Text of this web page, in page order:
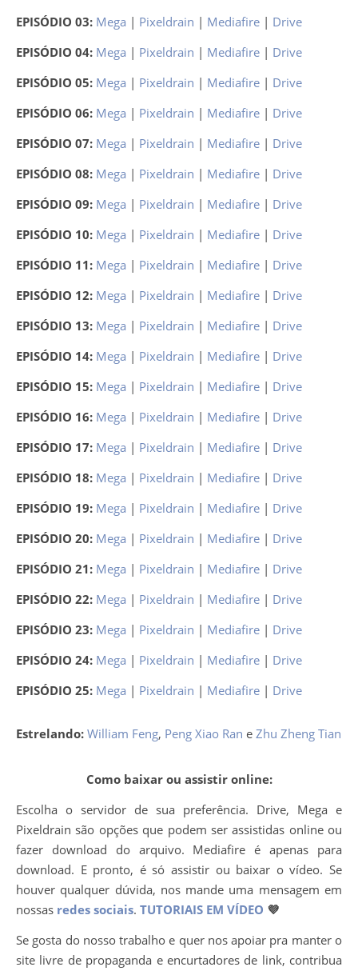
EPISÓDIO 03: Mega | Pixeldrain | Mediafire | Drive
EPISÓDIO 04: Mega | Pixeldrain | Mediafire | Drive
EPISÓDIO 05: Mega | Pixeldrain | Mediafire | Drive
EPISÓDIO 06: Mega | Pixeldrain | Mediafire | Drive
EPISÓDIO 07: Mega | Pixeldrain | Mediafire | Drive
EPISÓDIO 08: Mega | Pixeldrain | Mediafire | Drive
EPISÓDIO 09: Mega | Pixeldrain | Mediafire | Drive
EPISÓDIO 10: Mega | Pixeldrain | Mediafire | Drive
EPISÓDIO 11: Mega | Pixeldrain | Mediafire | Drive
EPISÓDIO 12: Mega | Pixeldrain | Mediafire | Drive
EPISÓDIO 13: Mega | Pixeldrain | Mediafire | Drive
EPISÓDIO 14: Mega | Pixeldrain | Mediafire | Drive
EPISÓDIO 15: Mega | Pixeldrain | Mediafire | Drive
EPISÓDIO 16: Mega | Pixeldrain | Mediafire | Drive
EPISÓDIO 17: Mega | Pixeldrain | Mediafire | Drive
EPISÓDIO 18: Mega | Pixeldrain | Mediafire | Drive
EPISÓDIO 19: Mega | Pixeldrain | Mediafire | Drive
EPISÓDIO 20: Mega | Pixeldrain | Mediafire | Drive
EPISÓDIO 21: Mega | Pixeldrain | Mediafire | Drive
EPISÓDIO 22: Mega | Pixeldrain | Mediafire | Drive
EPISÓDIO 23: Mega | Pixeldrain | Mediafire | Drive
EPISÓDIO 24: Mega | Pixeldrain | Mediafire | Drive
EPISÓDIO 25: Mega | Pixeldrain | Mediafire | Drive
Estrelando: William Feng, Peng Xiao Ran e Zhu Zheng Tian
Como baixar ou assistir online:
Escolha o servidor de sua preferência. Drive, Mega e
Pixeldrain são opções que podem ser assistidas online ou
fazer download do arquivo. Mediafire é apenas para
download. E pronto, é só assistir ou baixar o vídeo. Se
houver qualquer dúvida, nos mande uma mensagem em
nossas redes sociais. TUTORIAIS EM VÍDEO 💜
Se gosta do nosso trabalho e quer nos apoiar pra manter o
site livre de propaganda e encurtadores de link, contribua